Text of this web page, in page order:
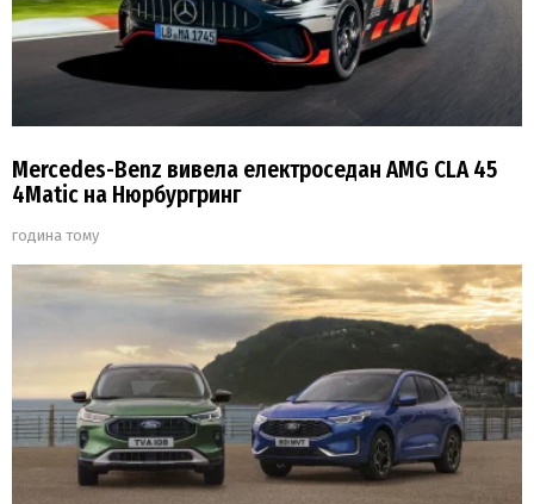
Mercedes-Benz вивела електроседан AMG CLA 45
4Matic на Нюрбургринг
година тому